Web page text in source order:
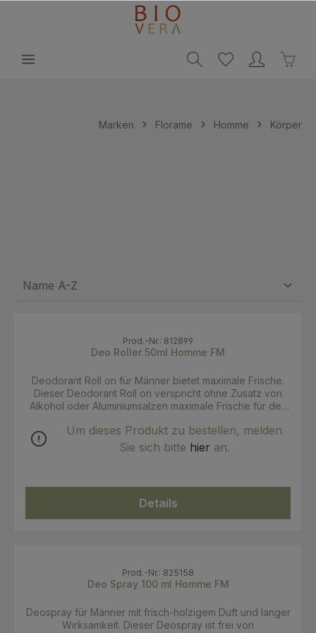
Marken Florame Homme Körper
Prod.-Nr.: 812899
Deo Roller 50ml Homme FM
Deodorant Roll on für Männer bietet maximale Frische.
Dieser Deodorant Roll on verspricht ohne Zusatz von
Alkohol oder Aluminiumsalzen maximale Frische für den
Anwendung: mit sanften Kreisbewegungen täglich auf
die Haut auftragen. Zertifikate: ECOCERT - Cosmos
[1] Cedrus Atlantica (Cedar) Bark Oil [1] Citrus Grandis
(Grapefruit) Peel Oil [1] Litsea Cubeba Fruit Oil [1] Citrus
Zizanoides (Vetiver) Root Oil [1] Glyceryl Stearate
SE Sucrose Palmitate Caprylyl/Capryl Glucoside
Gum Glyceryl stearate citrate Mannan Sucrose
Tocopherol (Vitamin E) Benzyl Alcohol Dehydroacetic
Um dieses Produkt zu bestellen, melden
Sie sich bitte hier an.
Details
Prod.-Nr.: 825158
Deo Spray 100 ml Homme FM
Deospray für Männer mit frisch-holzigem Duft und langer
Wirksamkeit. Dieser Deospray ist frei von